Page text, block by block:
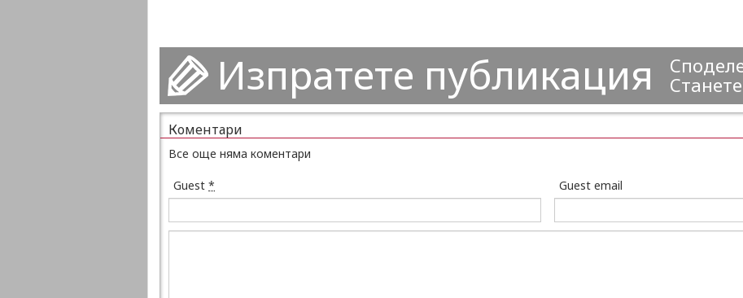
Изпратете публикация
Коментари
Все още няма коментари
Guest * Guest email